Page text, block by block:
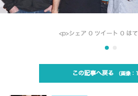
<p>シェア 0 ツイート 0 は
この記事へ戻る